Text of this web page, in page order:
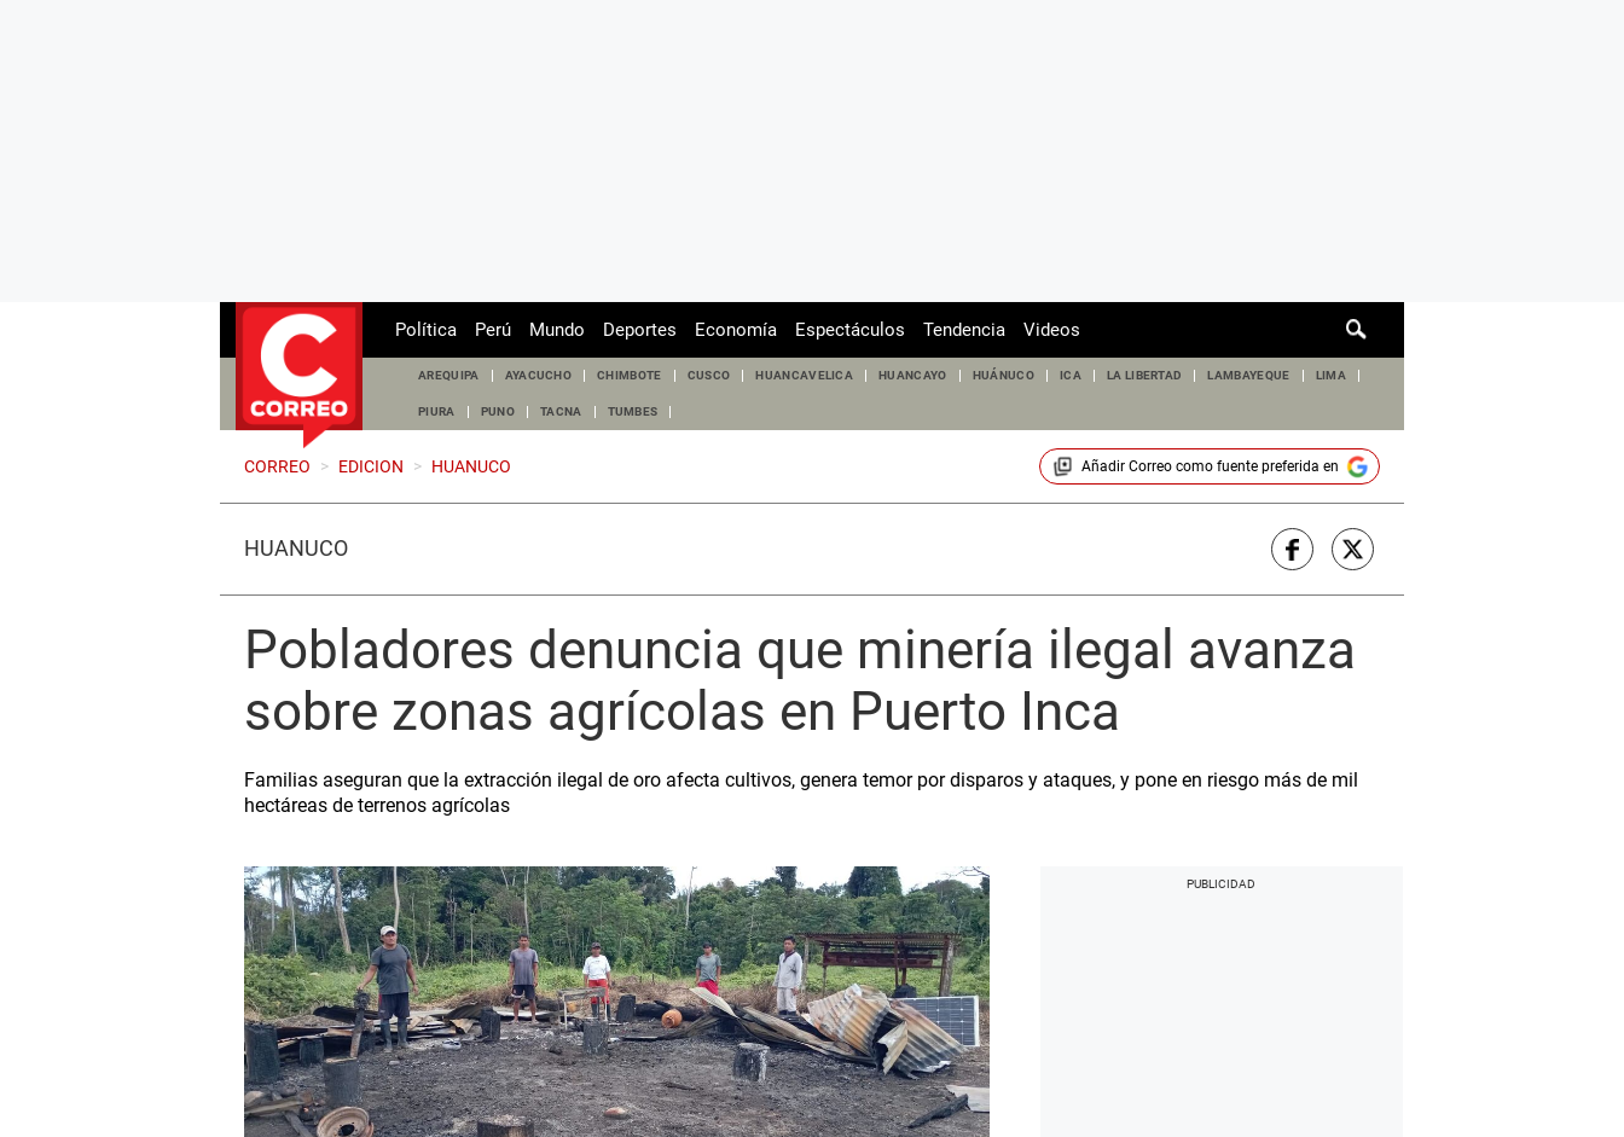
de
Política Perú Mundo Deportes Economía Espectáculos Tendencia Videos
AREQUIPA AYACUCHO CHIMBOTE CUSCO HUANCAVELICA HUANCAYO HUÁNUCO ICA LA LIBERTAD LAMBAYEQUE LIMA
PIURA PUNO TACNA TUMBES
CORREO > EDICION > HUANUCO Añadir Correocomo fuente preferida en
HUÁNUCO
Pobladores denuncia que minería ilegal avanza
sobre zonas agrícolas en Puerto Inca
Familias aseguran que la extracción ilegal de oro afecta cultivos, genera temor por disparos y ataques, y pone en riesgo más de mil
hectáreas de terrenos agrícolas